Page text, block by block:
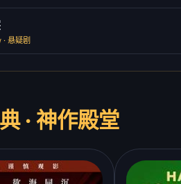
悬疑剧
· 神作殿堂